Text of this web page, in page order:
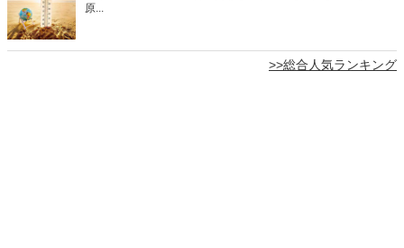
原...
>>総合人気ランキング